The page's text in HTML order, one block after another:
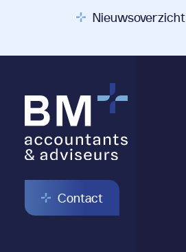
Nieuwsoverzicht
Contact